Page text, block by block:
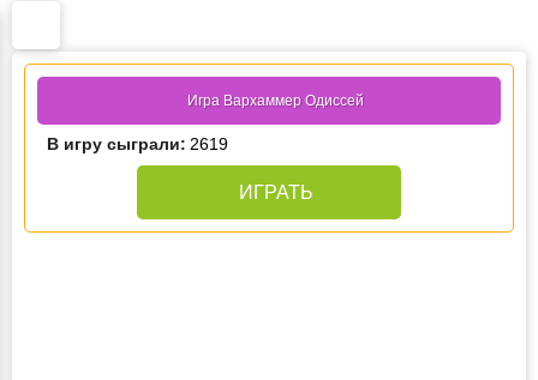
Игра Вархаммер Одиссей
В игру сыграли: 2619
ИГРАТЬ